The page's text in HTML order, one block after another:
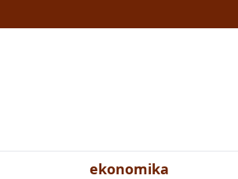
ekonomika